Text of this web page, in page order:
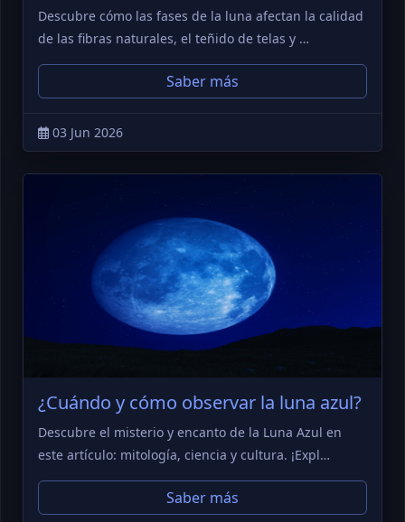
Descubre cómo las fases de la luna afectan la calidad
de las fibras naturales, el teñido de telas y …
Saber más
03 Jun 2026
¿Cuándo y cómo observar la luna azul?
Descubre el misterio y encanto de la Luna Azul en
este artículo: mitología, ciencia y cultura. ¡Expl…
Saber más